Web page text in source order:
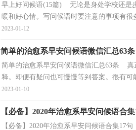
早上好问候语(15篇) 无论是身处学校还是
暖和好心情。写问候语时要注意的事项有
2023-01-12
简单的治愈系早安问候语微信汇总63条
简单的治愈系早安问候语微信汇总63条 真
释。即便有疑问也可慢慢等到答案。很有
2023-01-10
【必备】2020年治愈系早安问候语合
【必备】2020年治愈系早安问候语合集